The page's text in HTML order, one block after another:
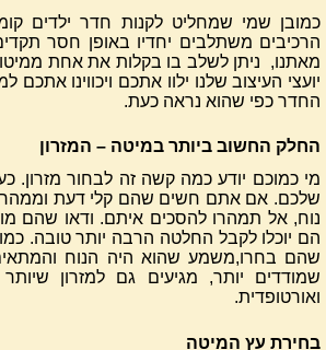
כמובן שמי שמחליט לקנות חדר ילדים
הרכיבים משתלבים יחדיו באופן חסר
מאתנו, ניתן לשלב בו בקלות את אחת
יועצי העיצוב שלנו ילוו אתכם ויכווינו
החדר כפי שהוא נראה כעת.
החלק החשוב ביותר במיטה – המזרון
מי כמוכם יודע כמה קשה זה לבחור מזרון.
שלכם. אם אתם חשים שהם קלי דעת
הם יוכלו לקבל החלטה הרבה יותר טובה.
שהם בחרו,משמע שהוא היה הנוח
שמודדים יותר, מגיעים גם למזרון
ואורטופדית.
בחירת עץ המיטה